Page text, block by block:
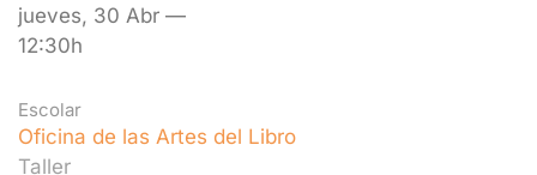
jueves, 30 Abr —
12:30h
Escolar
Oficina de las Artes del Libro
Taller